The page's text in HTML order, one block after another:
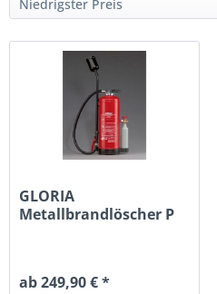
GLORIA
Metallbrandlöscher P
ab 249,90 € *